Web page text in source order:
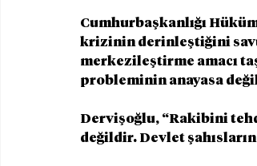
Cumhurbaşkanlığı
krizinin derinleştiğini
merkezileştirme amacı
probleminin anayasa
Dervişoğlu, “Rakibini
değildir. Devlet